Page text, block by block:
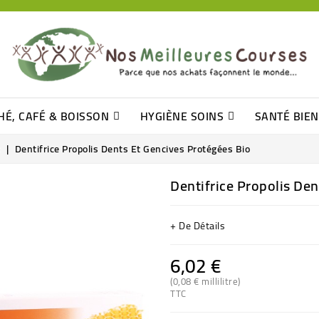
CAFÉ & BOISSON HYGIÈNE SOINS SANTÉ
Dentifrice Propolis Dents Et Gencives Protégées Bio
Dentifrice Propolis
+ De Détails
6,02 €
(0,08 € millilitre)
TTC